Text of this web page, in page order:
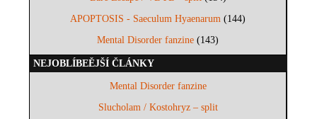
APOPTOSIS - Saeculum Hyaenarum (144)
Mental Disorder fanzine (143)
NEJOBLÍBEĚJŠÍ ČLÁNKY
Mental Disorder fanzine
Slucholam / Kostohryz – split